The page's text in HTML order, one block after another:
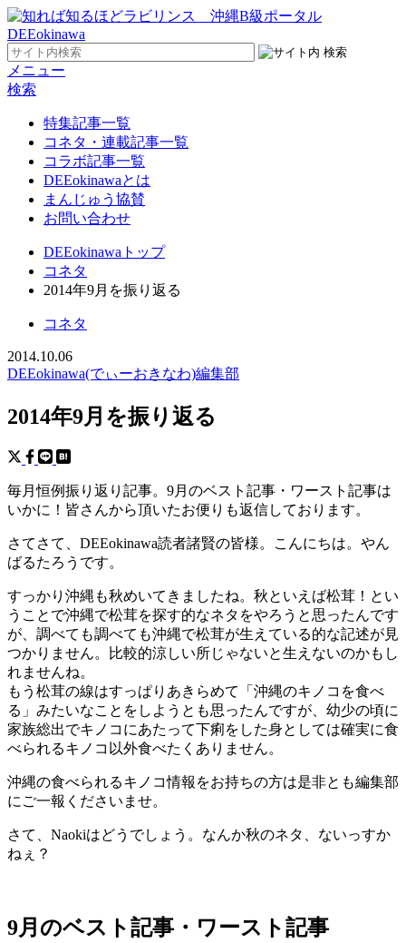
メニュー
検索
特集記事一覧
コネタ・連載記事一覧
コラボ記事一覧
DEEokinawaとは
まんじゅう協賛
お問い合わせ
DEEokinawaトップ
コネタ
2014年9月を振り返る
コネタ
2014.10.06
DEEokinawa(でぃーおきなわ)編集部
2014年9月を振り返る
毎月恒例振り返り記事。9月のベスト記事・ワースト記事は
いかに！皆さんから頂いたお便りも返信しております。
さてさて、DEEokinawa読者諸賢の皆様。こんにちは。やん
ばるたろうです。
すっかり沖縄も秋めいてきましたね。秋といえば松茸！とい
うことで沖縄で松茸を探す的なネタをやろうと思ったんです
が、調べても調べても沖縄で松茸が生えている的な記述が見
つかりません。比較的涼しい所じゃないと生えないのかもし
れませんね。
もう松茸の線はすっぱりあきらめて「沖縄のキノコを食べ
る」みたいなことをしようとも思ったんですが、幼少の頃に
家族総出でキノコにあたって下痢をした身としては確実に食
べられるキノコ以外食べたくありません。
沖縄の食べられるキノコ情報をお持ちの方は是非とも編集部
にご一報くださいませ。
さて、Naokiはどうでしょう。なんか秋のネタ、ないっすか
ねぇ？
9月のベスト記事・ワースト記事